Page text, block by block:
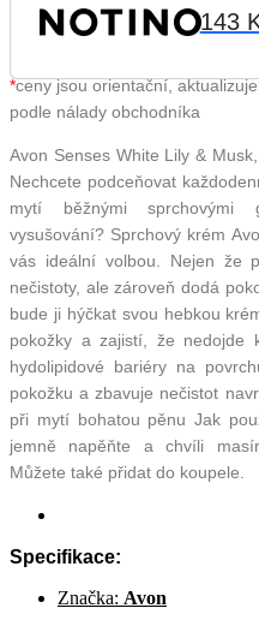
143
*ceny jsou orientační,
podle nálady obchodníka
Avon Senses White Lily &
Nechcete podceňovat
mytí běžnými sprchovými
vysušování? Sprchový krém
vás ideální volbou. Nejen že
nečistoty, ale zároveň dodá
bude ji hýčkat svou hebkou
pokožky a zajistí, že nedojde
hydolipidové bariéry na
pokožku a zbavuje nečistot
při mytí bohatou pěnu Jak
jemně napěňte a chvíli
Můžete také přidat do koupele.
Specifikace:
Značka: Avon